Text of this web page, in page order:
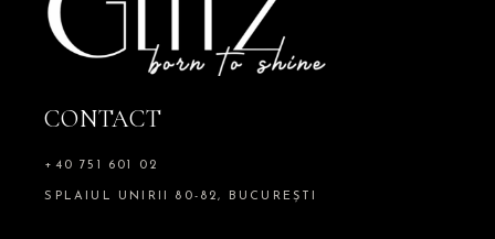
CONTACT
+40 751 601 02
SPLAIUL UNIRII 80-82, BUCUREȘTI